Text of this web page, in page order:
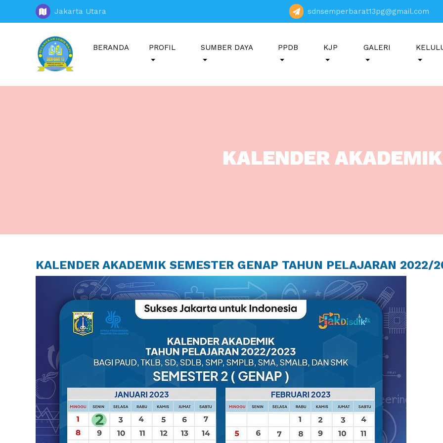
Jakarta Utara sdnsemperbarat13pg@gmail.com
BERANDA PROFIL SUMBER DAYA PPDB KJP GALERI
KALENDER AKADEMIK
KALENDER AKADEMIK SEMESTER GENAP TAHUN PELAJARAN 2022/